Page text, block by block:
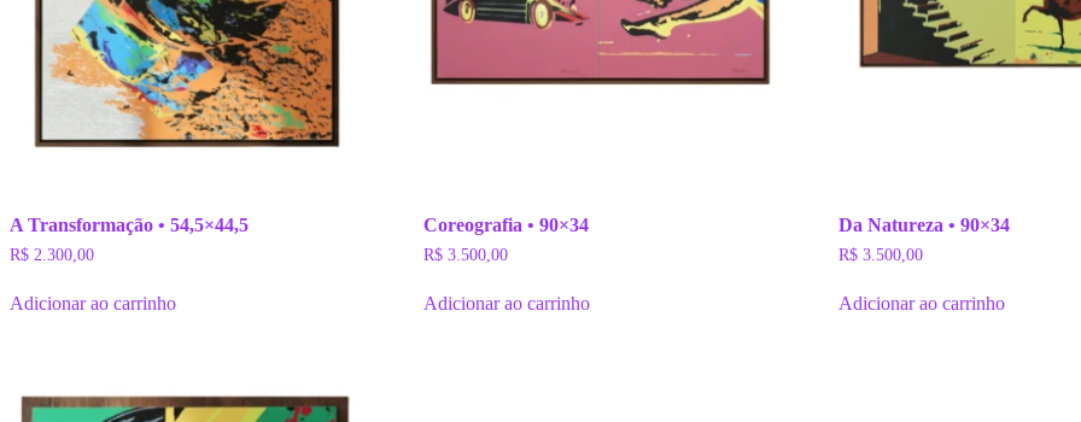
A Transformação • 54,5×44,5
R$ 2.300,00
Adicionar ao carrinho
Coreografia • 90×34
R$ 3.500,00
Adicionar ao carrinho
Da Natureza • 90×34
R$3.500,00
Adicionar ao carrinho